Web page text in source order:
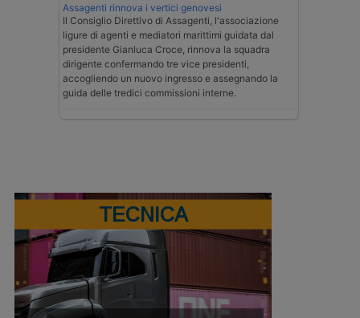
Assagenti rinnova i vertici genovesi
Il Consiglio Direttivo di Assagenti, l'associazione
ligure di agenti e mediatori marittimi guidata dal
presidente Gianluca Croce, rinnova la squadra
dirigente confermando tre vice presidenti,
accogliendo un nuovo ingresso e assegnando la
guida delle tredici commissioni interne.
TECNICA